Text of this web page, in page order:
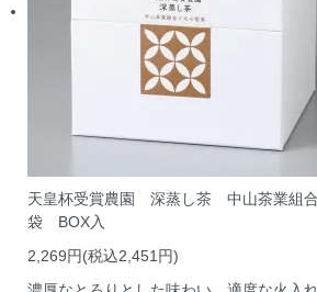
天皇杯受賞農園 深蒸し茶 中山茶業組
袋 BOX入
2,269円(税込2,451円)